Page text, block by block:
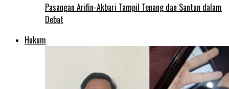
Pasangan Arifin-Akbari Tampil Tenang dan Santun dalam
Debat
Hukum